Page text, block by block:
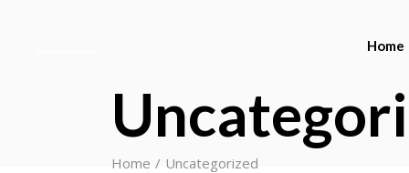
Home
Home Uncategorized